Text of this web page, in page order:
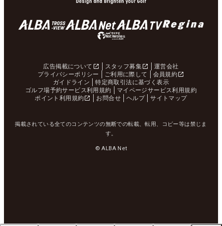
広告掲載について スタッフ募集
運営会社
プライバシーポリシー
ご利用に際して
会員規約
ガイドライン
特定商取引法に基づく表示
ゴルフ場予約サービス利用規約
マイページサービス利用規約
ポイント利用規約
お問合せ ヘルプ サイトマップ
掲載されている全てのコンテンツの無断での転載、転用、コピー等は禁じま
す。
© ALBA Net